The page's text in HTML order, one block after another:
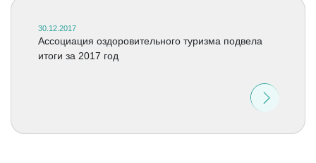
30.12.2017
Ассоциация оздоровительного туризма подвела
итоги за 2017 год